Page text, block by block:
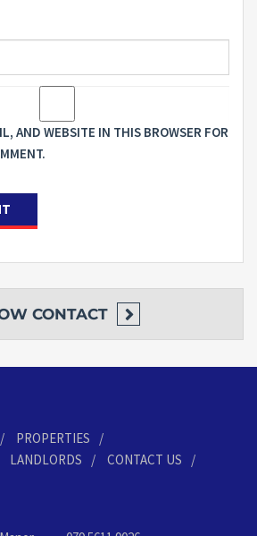
AND WEBSITE IN THIS BROWSER FOR
CONTACT
PROPERTIES
LANDLORDS CONTACT US